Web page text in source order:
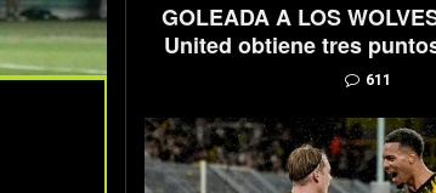
GOLEADA A LOS
United obtiene tres
611